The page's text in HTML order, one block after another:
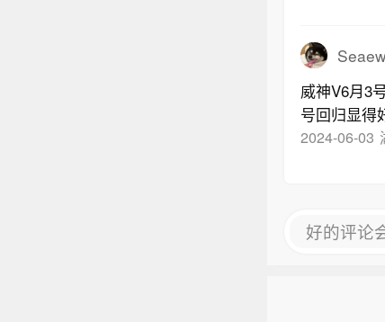
威神V6月3
号回归显得
2024-06-03
好的评论